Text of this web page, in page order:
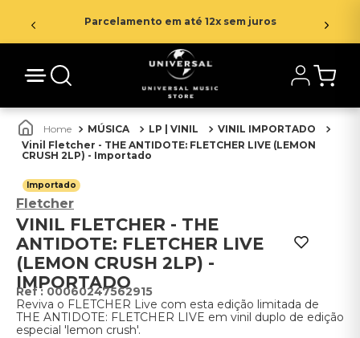
Parcelamento em até 12x sem juros
MÚSICA LP | VINIL
VINIL IMPORTADO
Vinil Fletcher - THE ANTIDOTE: FLETCHER LIVE (LEMON
CRUSH 2LP) - Importado
Importado
Fletcher
VINIL FLETCHER - THE
ANTIDOTE: FLETCHER LIVE
(LEMON CRUSH 2LP) -
IMPORTADO
: 00060247562915
Reviva o FLETCHER Live com esta edição limitada de
THE ANTIDOTE: FLETCHER LIVE em vinil duplo de edição
especial 'lemon crush'.